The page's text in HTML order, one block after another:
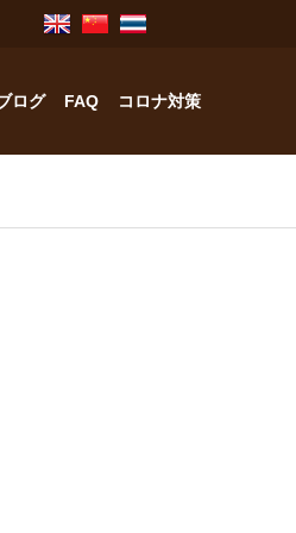
ログ FAQ コロナ対策